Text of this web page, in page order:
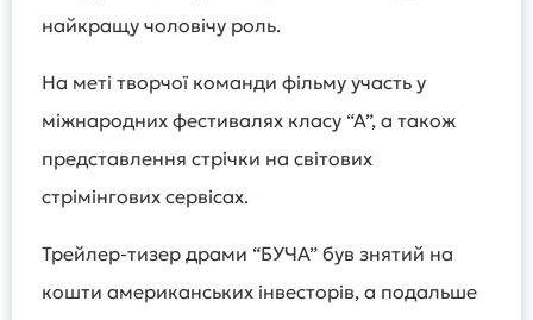
найкращу чоловічу роль.
На меті творчої команди фільму участь у
міжнародних фестивалях класу “А”, а також
представлення стрічки на світових
стрімінгових сервісах.
Трейлер-тизер драми “БУЧА” був знятий на
кошти американських інвесторів, а подальше